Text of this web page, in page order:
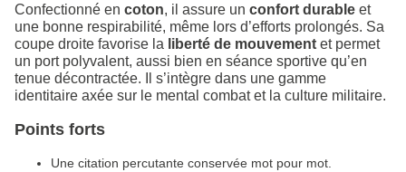
Confectionné en coton, il assure un confort durable et
une bonne respirabilité, même lors d’efforts prolongés. Sa
coupe droite favorise la liberté de mouvement et permet
un port polyvalent, aussi bien en séance sportive qu’en
tenue décontractée. Il s’intègre dans une gamme
identitaire axée sur le mental combat et la culture militaire.
Points forts
Une citation percutante conservée mot pour mot.